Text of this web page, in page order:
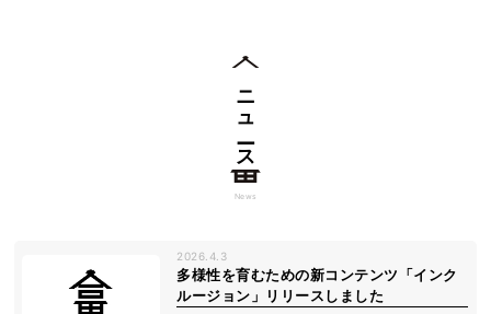
ニュース
News
2026.4.3
多様性を育むための新コンテンツ「インク
ルージョン」リリースしました